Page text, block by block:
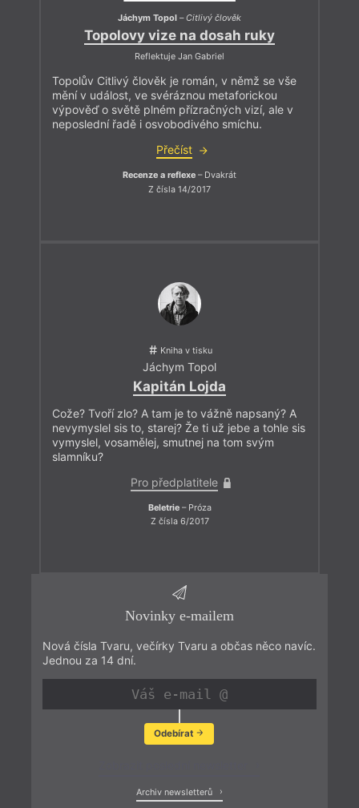
Jáchym Topol –Citlivý člověk
Topolovy vize na dosah ruky
Reflektuje Jan Gabriel
Topolův Citlivý člověk je román, v němž se vše
mění v událost, ve svéráznou metaforickou
výpověď o světě plném přízračných vizí, ale v
neposlední řadě i osvobodivého smíchu.
Přečíst
Recenze a reflexe – Dvakrát
Z čísla 14/2017
Kniha v tisku
Jáchym Topol
Kapitán Lojda
Cože? Tvoří zlo? A tam je to vážně napsaný? A
nevymyslel sis to, starej? Že ti už jebe a tohle sis
vymyslel, vosamělej, smutnej na tom svým
slamníku?
Pro předplatitele
Beletrie– Próza
Z čísla 6/2017
Novinky e-mailem
Nová čísla Tvaru, večírky Tvaru a občas něco navíc.
Jednou za 14 dní.
Odebírat
Archiv newsletterů